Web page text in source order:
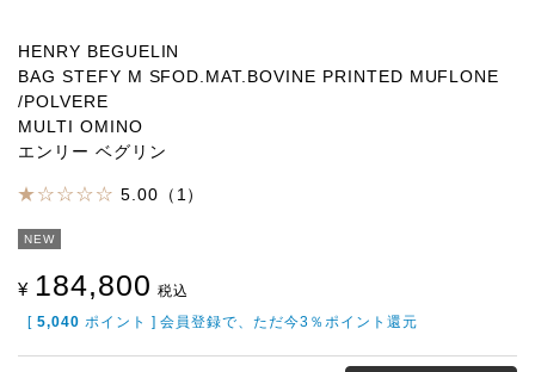
HENRY BEGUELIN
BAG STEFY M SFOD.MAT.BOVINE PRINTED MUFLONE
/POLVERE
MULTI OMINO
エンリー ベグリン
5.00（1）
NEW
¥ 184,800 税込
[ 5,040 ポイント ] 会員登録で、ただ今3％ポイント還元